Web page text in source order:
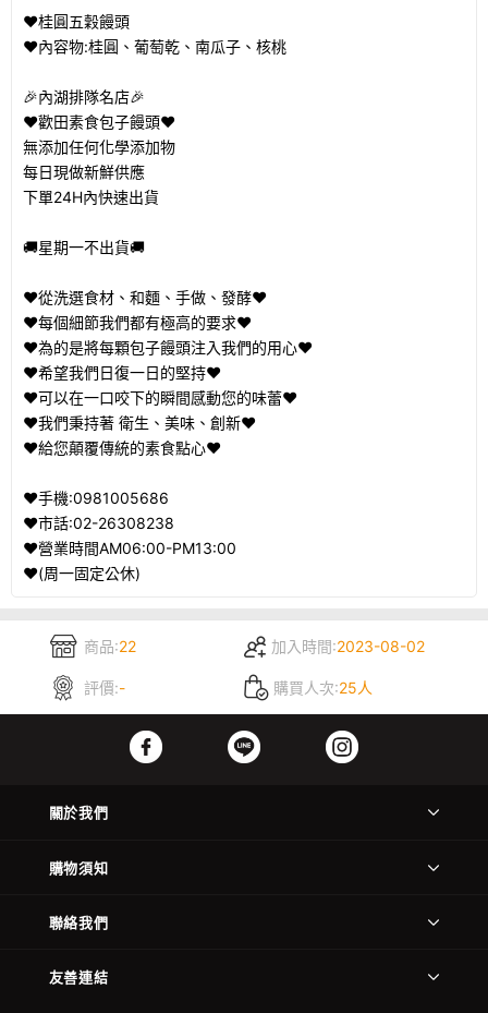
❤️桂圓五穀饅頭
❤️內容物:桂圓、葡萄乾、南瓜子、核桃
🎉內湖排隊名店🎉
❤️歡田素食包子饅頭❤️
無添加任何化學添加物
每日現做新鮮供應
下單24H內快速出貨
🚚星期一不出貨🚚
❤️從洗選食材、和麵、手做、發酵❤️
❤️每個細節我們都有極高的要求❤️
❤️為的是將每顆包子饅頭注入我們的用心❤️
❤️希望我們日復一日的堅持❤️
❤️可以在一口咬下的瞬間感動您的味蕾❤️
❤️我們秉持著 衛生、美味、創新❤️
❤️給您顛覆傳統的素食點心❤️
❤️手機:0981005686
❤️市話:02-26308238
❤️營業時間AM06:00-PM13:00
❤️(周一固定公休)
商品:22 加入時間:2023-08-02
評價:- 購買人次:25人
關於我們
購物須知
聯絡我們
友善連結